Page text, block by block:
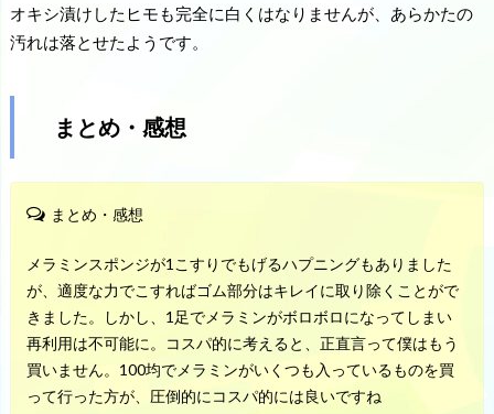
オキシ漬けしたヒモも完全に白くはなりませんが、あらかたの
汚れは落とせたようです。
まとめ・感想
まとめ・感想
メラミンスポンジが1こすりでもげるハプニングもありました
が、適度な力でこすればゴム部分はキレイに取り除くことがで
きました。しかし、1足でメラミンがボロボロになってしまい
再利用は不可能に。コスパ的に考えると、正直言って僕はもう
買いません。100均でメラミンがいくつも入っているものを買
って行った方が、圧倒的にコスパ的には良いですね